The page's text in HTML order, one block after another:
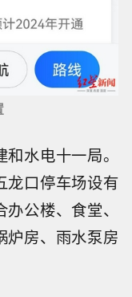
水电十一局。
龙口停车场设有
公楼、食堂、
炉房、雨水泵房